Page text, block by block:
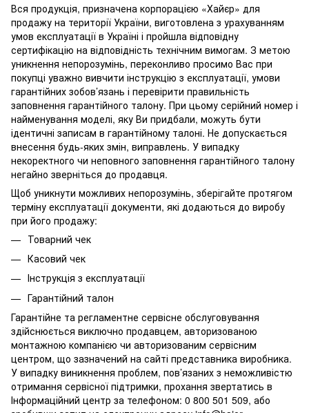
Вся продукція, призначена корпорацією «Хайєр» для
продажу на території України, виготовлена з урахуванням
умов експлуатації в Україні і пройшла відповідну
сертифікацію на відповідність технічним вимогам. З метою
уникнення непорозумінь, переконливо просимо Вас при
покупці уважно вивчити інструкцію з експлуатації, умови
гарантійних зобов’язань і перевірити правильність
заповнення гарантійного талону. При цьому серійний номер і
найменування моделі, яку Ви придбали, можуть бути
ідентичні записам в гарантійному талоні. Не допускається
внесення будь-яких змін, виправлень. У випадку
некоректного чи неповного заповнення гарантійного талону
негайно зверніться до продавця.
Щоб уникнути можливих непорозумінь, зберігайте протягом
терміну експлуатації документи, які додаються до виробу
при його продажу:
Товарний чек
Касовий чек
Інструкція з експлуатації
Гарантійний талон
Гарантійне та регламентне сервісне обслуговування
здійснюється виключно продавцем, авторизованою
монтажною компанією чи авторизованим сервісним
центром, що зазначений на сайті представника виробника.
У випадку виникнення проблем, пов’язаних з неможливістю
отримання сервісної підтримки, прохання звертатись в
Інформаційний центр за телефоном: 0 800 501 509, або